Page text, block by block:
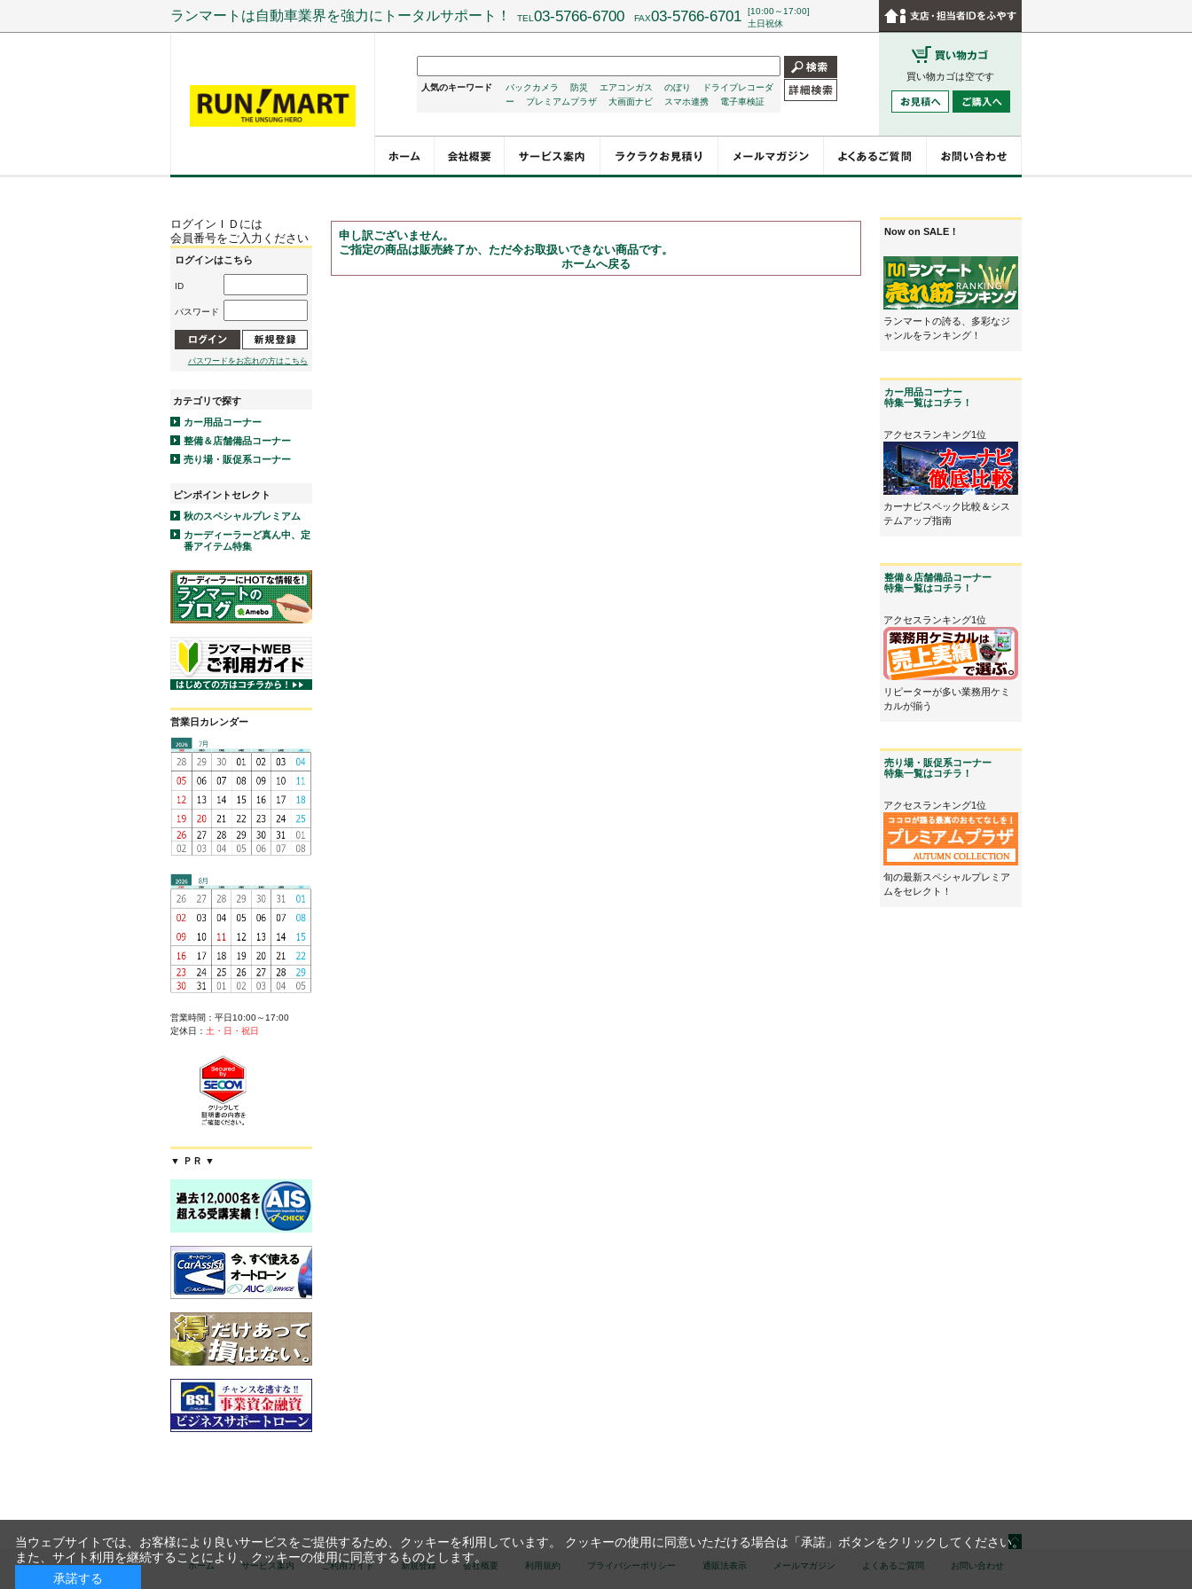
ランマートは自動車業界を強力にトータルサポート！ TEL 03-5766-6700 FAX03-5766-6701
[10:00～17:00]
土日祝休
人気のキーワード バックカメラ 防災 エアコンガス のぼり
ドライブレコーダ
ー
プレミアムプラザ 大画面ナビ スマホ連携 電子車検証
買い物カゴは空です
ログインＩＤには
会員番号をご入力ください
ログインはこちら
ID
パスワード
パスワードをお忘れの方はこちら
カテゴリで探す
カー用品コーナー
整備＆店舗備品コーナー
売り場・販促系コーナー
ピンポイントセレクト
秋のスペシャルプレミアム
カーディーラーど真ん中、定
番アイテム特集
営業日カレンダー
営業時間：平日10:00～17:00
定休日： 土・日・祝日
▼ ＰＲ ▼
申し訳ございません。
ご指定の商品は販売終了か、ただ今お取扱いできない商品です。
ホームへ戻る
Now on SALE！
ランマートの誇る、多彩なジ
ャンルをランキング！
カー用品コーナー
特集一覧はコチラ！
アクセスランキング1位
カーナビスペック比較＆シス
テムアップ指南
整備＆店舗備品コーナー
特集一覧はコチラ！
アクセスランキング1位
リピーターが多い業務用ケミ
カルが揃う
売り場・販促系コーナー
特集一覧はコチラ！
アクセスランキング1位
旬の最新スペシャルプレミア
ムをセレクト！
ホーム サービス案内 ご利用ガイド 新規登録 会社概要 利用規約 プライバシーポリシー 通販法表示 メールマガジン よくあるご質問 お問い合わせ
当ウェブサイトでは、お客様により良いサービスをご提供するため、クッキーを利用しています。 クッキーの使用に同意いただける場合は「承諾」ボタンをクリックしてください。
また、サイト利用を継続することにより、クッキーの使用に同意するものとします。
承諾する